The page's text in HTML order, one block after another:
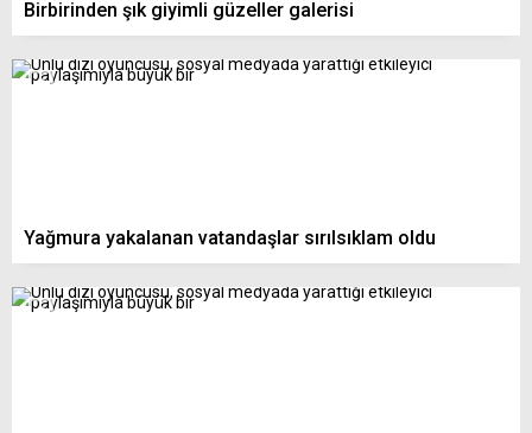
Birbirinden şık giyimli güzeller galerisi
Yağmura yakalanan vatandaşlar sırılsıklam oldu